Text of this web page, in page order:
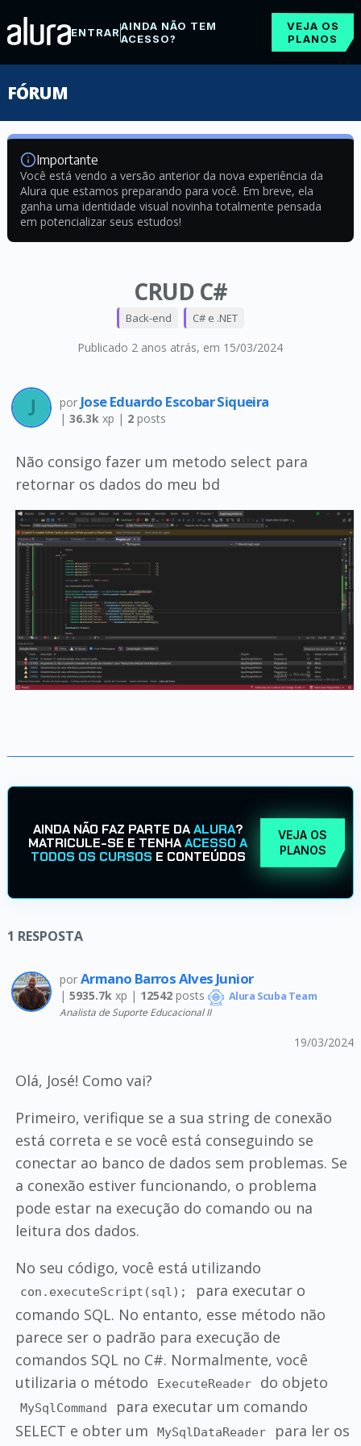
ENTRARAINDA NÃO TEM
ACESSO?
VEJA OS
PLANOS
FÓRUM
Importante
Você está vendo a versão anterior da nova experiência da
Alura que estamos preparando para você. Em breve, ela
ganha uma identidade visual novinha totalmente pensada
em potencializar seus estudos!
CRUD C#
Publicado 2 anos atrás, em 15/03/2024
Back-end C# e .NET
por Jose Eduardo Escobar Siqueira
| 36.3kxp | 2posts
Não consigo fazer um metodo select para
retornar os dados do meu bd
AINDA NÃO FAZ PARTE DAALURA?
MATRICULE-SE E TENHAACESSO A
TODOS OS CURSOS E CONTEÚDOS
VEJA OS
PLANOS
1 RESPOSTA
por Armano Barros Alves Junior
| 5935.7kxp | 12542posts Alura Scuba Team
Analista de Suporte Educacional II
19/03/2024
Olá, José! Como vai?
Primeiro, verifique se a sua string de conexão
está correta e se você está conseguindo se
conectar ao banco de dados sem problemas. Se
a conexão estiver funcionando, o problema
pode estar na execução do comando ou na
leitura dos dados.
No seu código, você está utilizando
con.executeScript(sql);
para executar o
comando SQL. No entanto, esse método não
parece ser o padrão para execução de
comandos SQL no C#. Normalmente, você
utilizaria o método
ExecuteReader do objeto
MySqlCommand
para executar um comando
SELECT e obter um
MySqlDataReader
para ler os